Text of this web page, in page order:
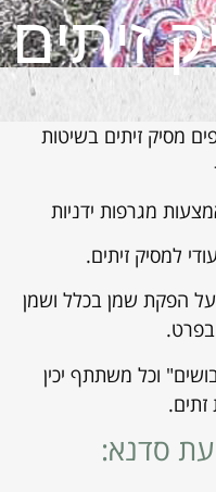
זיתים
מסיק זיתים בשיטות
מגרפות ידניות
למסיק זיתים.
על הפקת שמן בכלל ושמן
וכל משתתף יכין
סדנא: